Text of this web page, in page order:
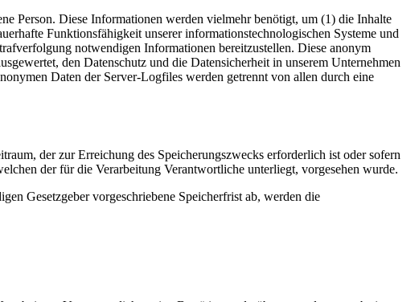
Person. Diese Informationen werden vielmehr benötigt, um (1) die Inhalte
Funktionsfähigkeit unserer informationstechnologischen Systeme und
notwendigen Informationen bereitzustellen. Diese anonym
den Datenschutz und die Datensicherheit in unserem Unternehmen
Daten der Server-Logfiles werden getrennt von allen durch eine
der zur Erreichung des Speicherungszwecks erforderlich ist oder sofern
der für die Verarbeitung Verantwortliche unterliegt, vorgesehen wurde.
Gesetzgeber vorgeschriebene Speicherfrist ab, werden die